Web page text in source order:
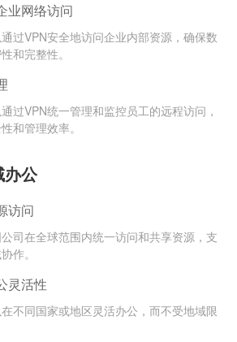
业网络访问
过VPN安全地访问企业内部资源，确保数
和完整性。
过VPN统一管理和监控员工的远程访问，
和管理效率。
办公
访问
司在全球范围内统一访问和共享资源，支
作。
灵活性
不同国家或地区灵活办公，而不受地域限